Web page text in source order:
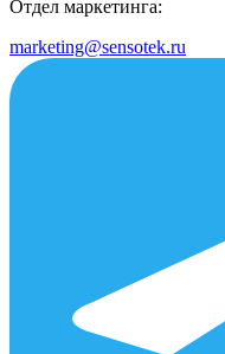
Отдел маркетинга:
marketing@sensotek.ru